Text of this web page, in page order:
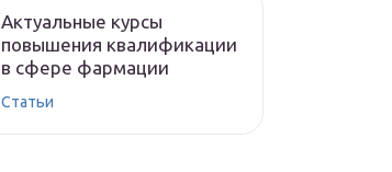
Актуальные курсы
повышения квалификации
в сфере фармации
Статьи